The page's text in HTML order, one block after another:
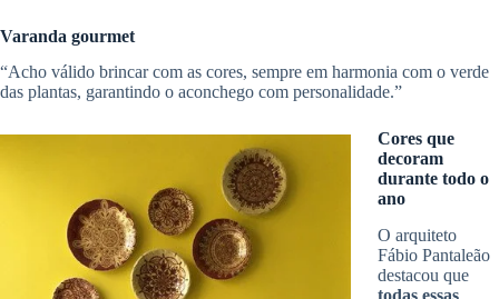
Varanda gourmet
“Acho válido brincar com as cores, sempre em harmonia com o verde
das plantas, garantindo o aconchego com personalidade.”
Cores que
decoram
durante todo o
ano
O arquiteto
Fábio Pantaleão
destacou que